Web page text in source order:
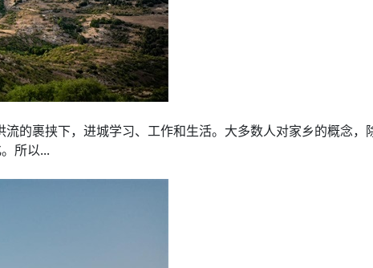
的裹挟下，进城学习、工作和生活。大多数人对家乡的概念，
所以...